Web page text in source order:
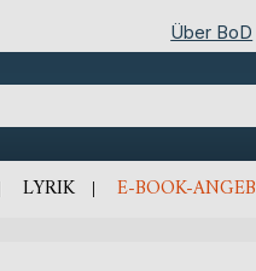
Über BoD
LYRIK E-BOOK-